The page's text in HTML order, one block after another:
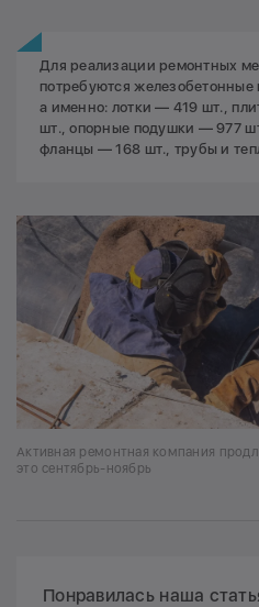
Для реализации ремонтных
потребуются
а именно: лотки — 419 шт.,
шт., опорные подушки — 977
фланцы — 168 шт., трубы и
Активная ремонтная компания
это сентябрь-ноябрь
Понравилась наша